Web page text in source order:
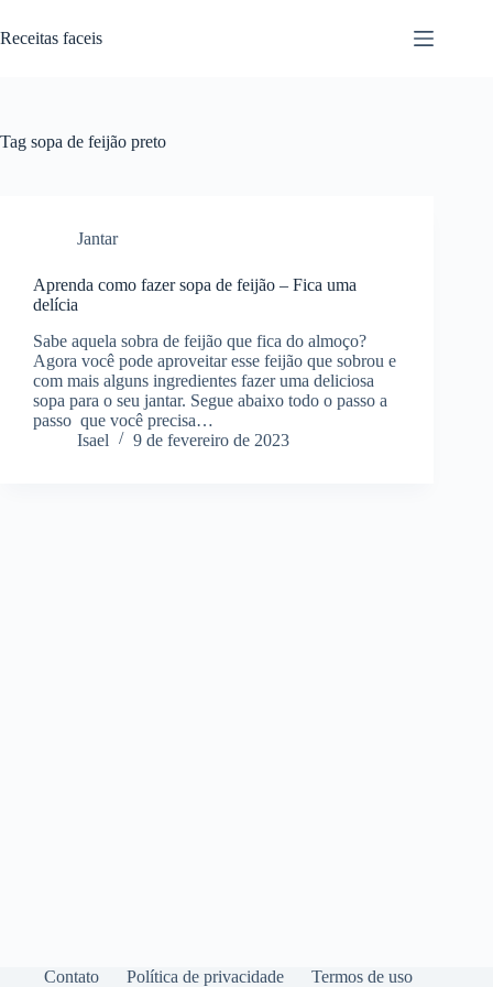
para
o
Receitas faceis
Tag sopa de feijão preto
Jantar
Aprenda como fazer sopa de feijão – Fica uma
delícia
Sabe aquela sobra de feijão que fica do almoço?
Agora você pode aproveitar esse feijão que sobrou e
com mais alguns ingredientes fazer uma deliciosa
sopa para o seu jantar. Segue abaixo todo o passo a
passo que você precisa…
Isael
9 de fevereiro de 2023
Contato Política de privacidade Termos de uso